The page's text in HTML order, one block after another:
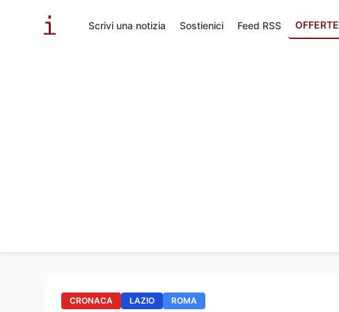
Scrivi una notizia Sostienici Feed RSS OFFERTE
CRONACA LAZIO ROMA